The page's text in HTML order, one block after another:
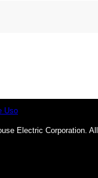
Uso
Electric Corporation. All